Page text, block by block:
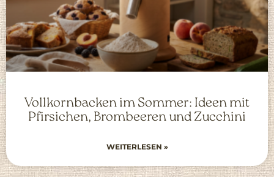
Vollkornbacken im Sommer: Ideen mit
Pfirsichen, Brombeeren und Zucchini
WEITERLESEN »